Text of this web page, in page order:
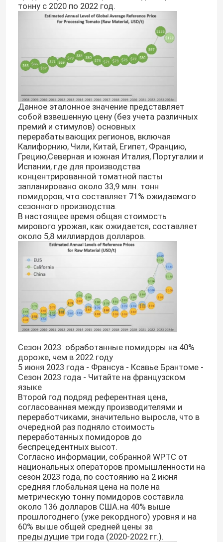
тонну с 2020 по 2022 год.
Данное эталонное значение представляет
собой взвешенную цену (без учета различных
премий и стимулов) основных
перерабатывающих регионов, включая
Калифорнию, Чили, Китай, Египет, Францию,
Грецию,Северная и южная Италия, Португалии и
Испании, где для производства
концентрированной томатной пасты
запланировано около 33,9 млн. тонн
помидоров, что составляет 71% ожидаемого
сезонного производства.
В настоящее время общая стоимость
мирового урожая, как ожидается, составляет
около 5,8 миллиардов долларов.
Сезон 2023: обработанные помидоры на 40%
дороже, чем в 2022 году
5 июня 2023 года - Франсуа - Ксавье Брантоме -
Сезон 2023 года - Читайте на французском
языке
Второй год подряд референтная цена,
согласованная между производителями и
переработчиками, значительно выросла, что в
очередной раз подняло стоимость
переработанных помидоров до
беспрецедентных высот.
Согласно информации, собранной WPTC от
национальных операторов промышленности на
сезон 2023 года, по состоянию на 2 июня
средняя глобальная цена на поле на
метрическую тонну помидоров составила
около 136 долларов США.на 40% выше
прошлогоднего (уже рекордного) уровня и на
60% выше общей средней цены за
предыдущие три года (2020-2022 гг.).